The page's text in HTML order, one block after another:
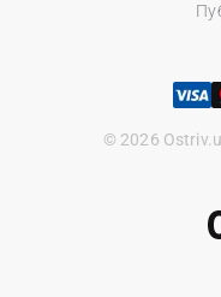
© 2026